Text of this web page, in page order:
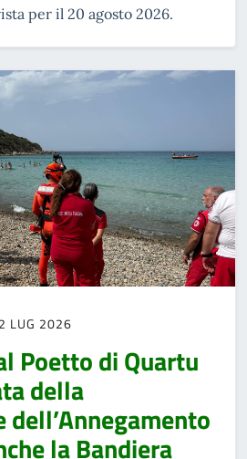
per il 20 agosto 2026.
LUG 2026
Poetto di Quartu
della
dell’Annegamento
la Bandiera